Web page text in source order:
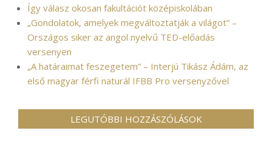
Így válasz okosan fakultációt középiskolában
„Gondolatok, amelyek megváltoztatják a világot” –
Országos siker az angol nyelvű TED-előadás
versenyen
„A határaimat feszegetem” – Interjú Tikász Ádám, az
első magyar férfi naturál IFBB Pro versenyzővel
LEGUTÓBBI HOZZÁSZÓLÁSOK